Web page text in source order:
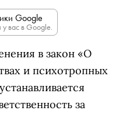
Google
у вас в Google.
в закон «О
и психотропных
за